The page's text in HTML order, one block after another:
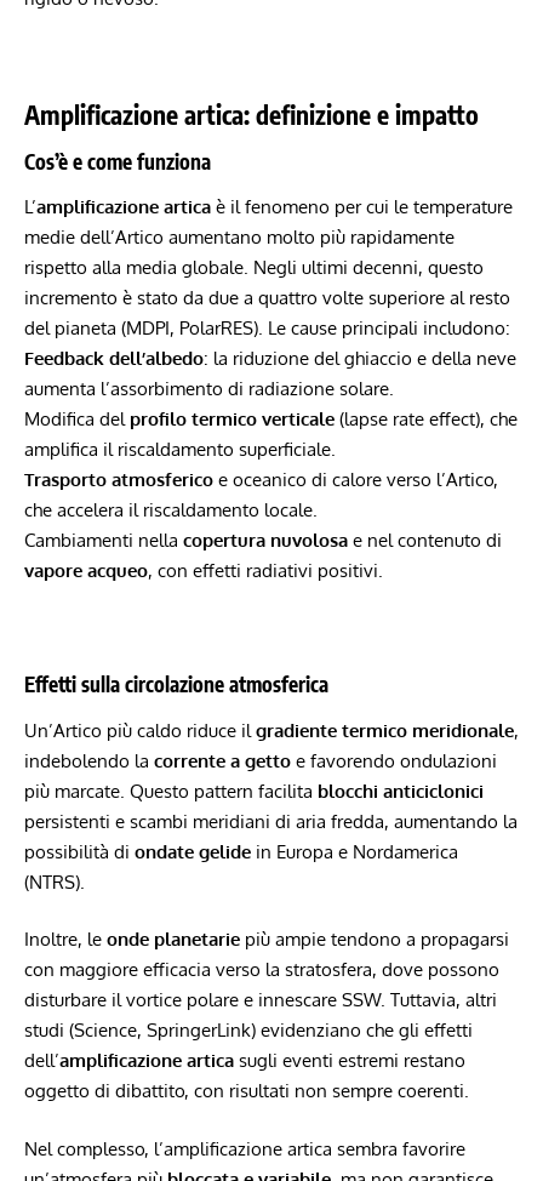
Amplificazione artica: definizione e impatto
Cos’è e come funziona
L’amplificazione artica è il fenomeno per cui le temperature
medie dell’Artico aumentano molto più rapidamente
rispetto alla media globale. Negli ultimi decenni, questo
incremento è stato da due a quattro volte superiore al resto
del pianeta (MDPI, PolarRES). Le cause principali includono:
Feedback dell’albedo: la riduzione del ghiaccio e della neve
aumenta l’assorbimento di radiazione solare.
Modifica del profilo termico verticale (lapse rate effect), che
amplifica il riscaldamento superficiale.
Trasporto atmosferico e oceanico di calore verso l’Artico,
che accelera il riscaldamento locale.
Cambiamenti nella copertura nuvolosa e nel contenuto di
vapore acqueo, con effetti radiativi positivi.
Effetti sulla circolazione atmosferica
Un’Artico più caldo riduce ilgradiente termico meridionale,
indebolendo la corrente a getto e favorendo ondulazioni
più marcate. Questo pattern facilita blocchi anticiclonici
persistenti e scambi meridiani di aria fredda, aumentando la
possibilità di ondate gelide in Europa e Nordamerica
(NTRS).
Inoltre, le onde planetarie più ampie tendono a propagarsi
con maggiore efficacia verso la stratosfera, dove possono
disturbare il vortice polare e innescare SSW. Tuttavia, altri
studi (Science, SpringerLink) evidenziano che gli effetti
dell’amplificazione artica sugli eventi estremi restano
oggetto di dibattito, con risultati non sempre coerenti.
Nel complesso, l’amplificazione artica sembra favorire